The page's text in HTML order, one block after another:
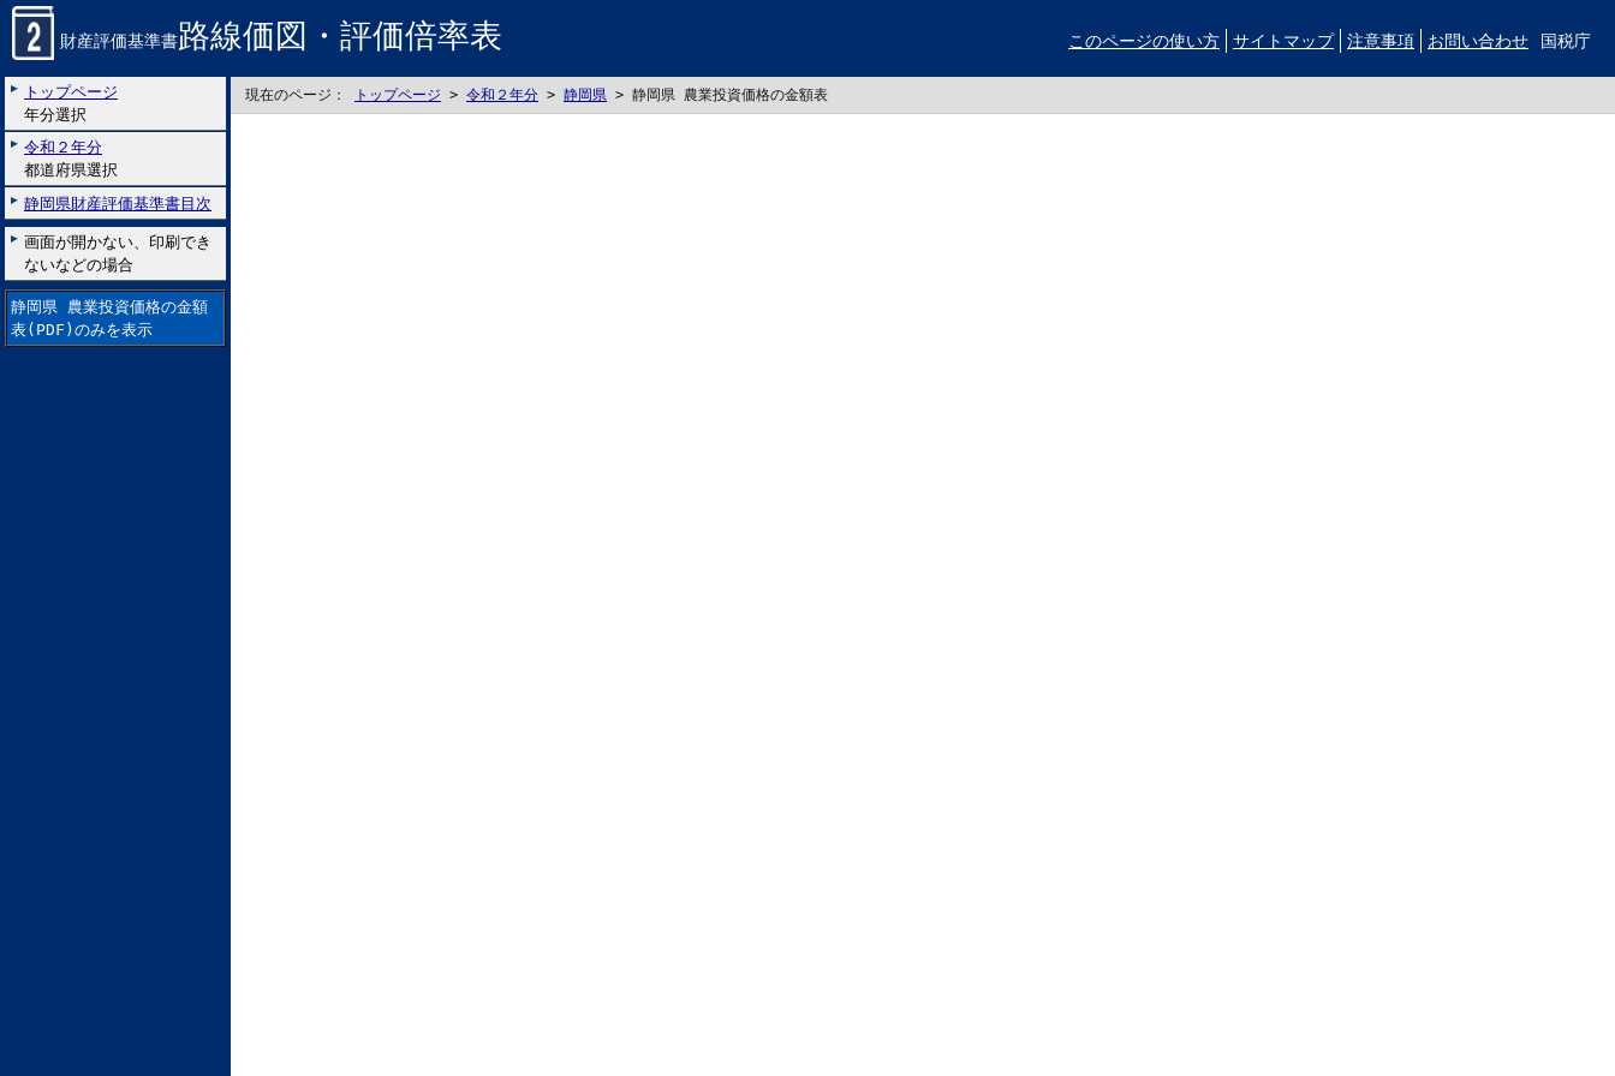
財産評価基準書路線価図・評価倍率表 このページの使い方 サイトマップ 注意事項 お問い合わせ 国税庁
トップページ
年分選択
令和２年分
都道府県選択
静岡県財産評価基準書目次
画面が開かない、印刷でき
ないなどの場合
静岡県 農業投資価格の金額
表(PDF)のみを表示
現在のページ： トップページ > 令和２年分 > 静岡県 > 静岡県 農業投資価格の金額表